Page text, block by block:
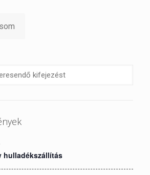
hulladékszállítás